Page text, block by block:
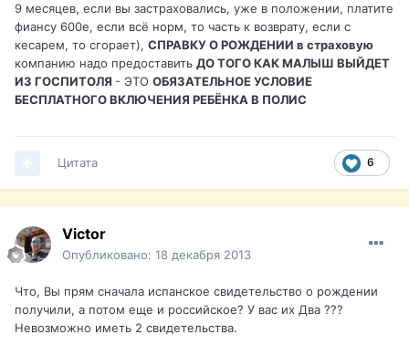
9 месяцев, если вы застраховались, уже в положении, платите
фиансу 600е, если всё норм, то часть к возврату, если с
кесарем, то сгорает), СПРАВКУ О РОЖДЕНИИ в страховую
компанию надо предоставить ДО ТОГО КАК МАЛЫШ ВЫЙДЕТ
ИЗ ГОСПИТОЛЯ - ЭТО ОБЯЗАТЕЛЬНОЕ УСЛОВИЕ
БЕСПЛАТНОГО ВКЛЮЧЕНИЯ РЕБЁНКА В ПОЛИС
6
Цитата
Victor
Опубликовано: 18 декабря 2013
Что, Вы прям сначала испанское свидетельство о рождении
получили, а потом еще и российское? У вас их Два ???
Невозможно иметь 2 свидетельства.